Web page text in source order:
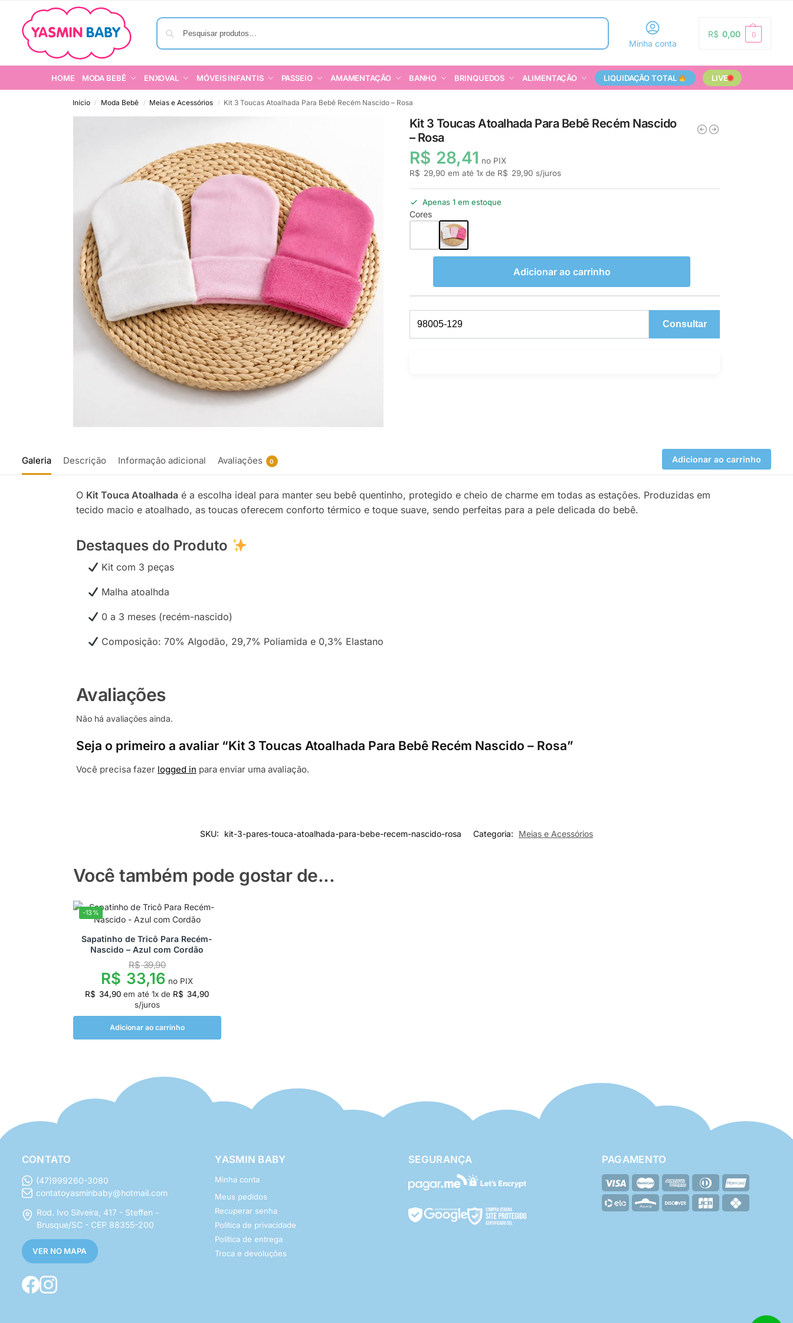
Pesquisar
Minha conta
R$ 0,00 0
HOME MODA BEBÊ ENXOVAL MÓVEIS INFANTIS PASSEIO AMAMENTAÇÃO BANHO BRINQUEDOS ALIMENTAÇÃO LIQUIDAÇÃO TOTAL LIVE
Início / Moda Bebê / Meias e Acessórios / Kit 3 Toucas Atoalhada Para Bebê Recém Nascido – Rosa
Kit 3 Toucas Atoalhada Para Bebê Recém Nascido
– Rosa
R$ 28,41 no PIX
R$ 29,90 em até 1x de R$ 29,90 s/juros
Apenas 1 em estoque
Cores
Adicionar ao carrinho
Consultar
Galeria Descrição Informação adicional Avaliações 0 Adicionar ao carrinho
O Kit Touca Atoalhada é a escolha ideal para manter seu bebê quentinho, protegido e cheio de charme em todas as estações. Produzidas em
tecido macio e atoalhado, as toucas oferecem conforto térmico e toque suave, sendo perfeitas para a pele delicada do bebê.
Destaques do Produto
Kit com 3 peças
Malha atoalhda
0 a 3 meses (recém-nascido)
Composição: 70% Algodão, 29,7% Poliamida e 0,3% Elastano
Avaliações
Não há avaliações ainda.
Seja o primeiro a avaliar “Kit 3 Toucas Atoalhada Para Bebê Recém Nascido – Rosa”
Você precisa fazer logged in para enviar uma avaliação.
SKU: kit-3-pares-touca-atoalhada-para-bebe-recem-nascido-rosa Categoria: Meias e Acessórios
Você também pode gostar de...
-13%
Sapatinho de Tricô Para Recém-
Nascido – Azul com Cordão
R$39,90
R$ 33,16 no PIX
R$ 34,90 em até 1x de R$ 34,90
s/juros
Adicionar ao carrinho
CONTATO
(47)999260-3080
contatoyasminbaby@hotmail.com
Rod. Ivo Silveira, 417 - Steffen -
Brusque/SC - CEP 88355-200
VER NO MAPA
YASMIN BABY
Minha conta
Meus pedidos
Recuperar senha
Política de privacidade
Política de entrega
Troca e devoluções
SEGURANÇA PAGAMENTO